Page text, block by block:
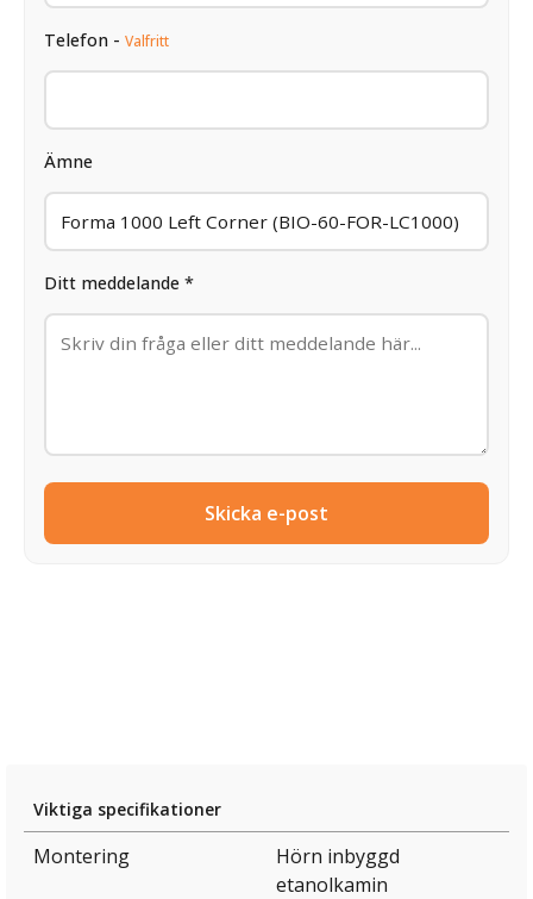
Telefon - Valfritt
Ämne
Ditt meddelande *
Skicka e-post
Viktiga specifikationer
Montering
Hörn inbyggd
etanolkamin